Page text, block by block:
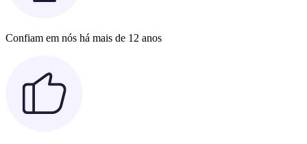
Confiam em nós há mais de 12 anos